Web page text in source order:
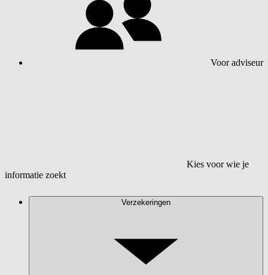
Voor adviseur
Kies voor wie je
informatie zoekt
Verzekeringen